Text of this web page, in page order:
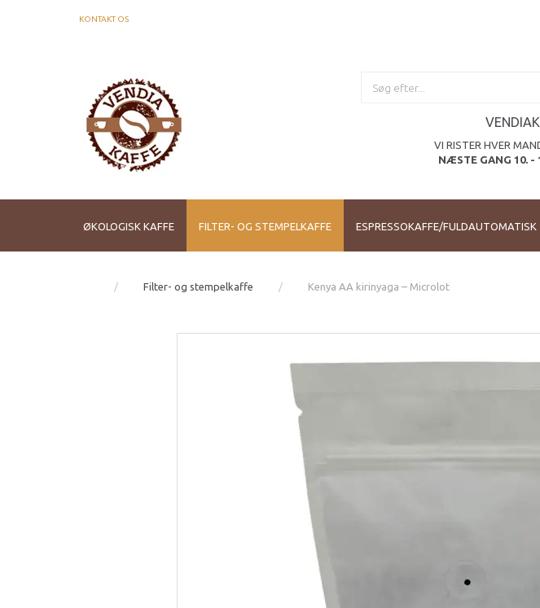
KONTAKT OS
VI RISTER HVER
NÆSTE GANG 10. -
ØKOLOGISK KAFFE FILTER- OG STEMPELKAFFE ESPRESSOKAFFE/FULDAUTOMATISK
Filter- og stempelkaffe Kenya AA kirinyaga – Microlot